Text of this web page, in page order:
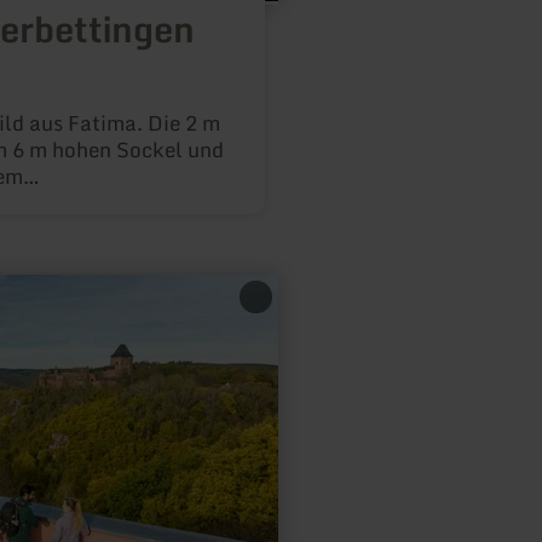
aus Fatima. Die 2 m
m hohen Sockel und